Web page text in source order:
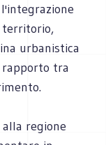
territorio,
urbanistica
tra
regione